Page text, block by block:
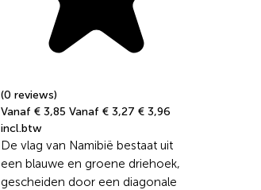
(0 reviews)
Vanaf € 3,85 Vanaf € 3,27 € 3,96
incl.btw
De vlag van Namibië bestaat uit
een blauwe en groene driehoek,
gescheiden door een diagonale